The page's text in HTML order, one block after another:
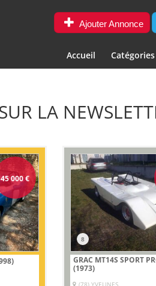
Ajouter Annonce
Accueil Catégories
LA
45 000€
8
GRAC MT14S SPORT
(1973)
(78) YVELINES